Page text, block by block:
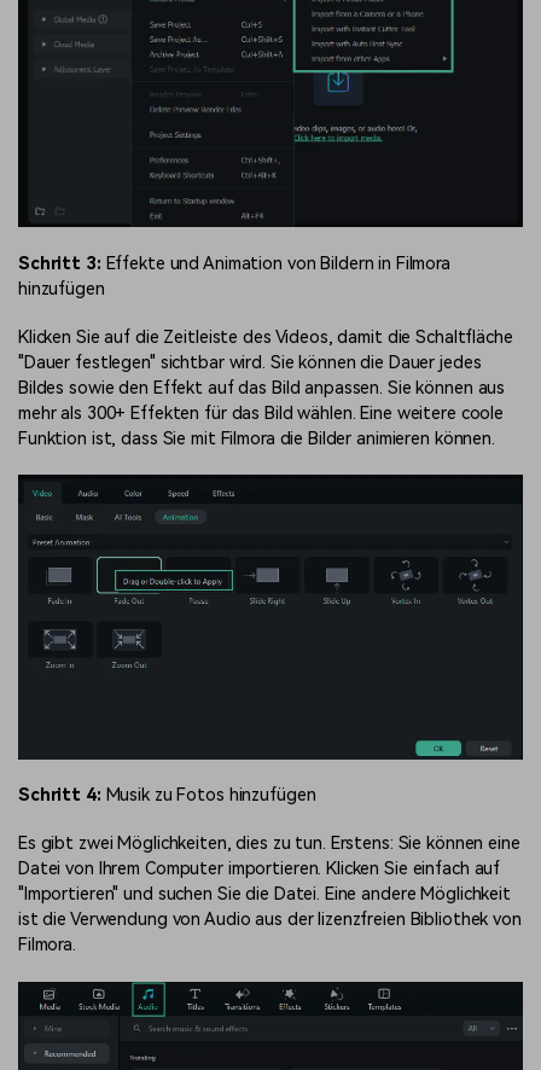
Schritt 3: Effekte und Animation von Bildern in Filmora
hinzufügen
Klicken Sie auf die Zeitleiste des Videos, damit die Schaltfläche
"Dauer festlegen" sichtbar wird. Sie können die Dauer jedes
Bildes sowie den Effekt auf das Bild anpassen. Sie können aus
mehr als 300+ Effekten für das Bild wählen. Eine weitere coole
Funktion ist, dass Sie mit Filmora die Bilder animieren können.
Schritt 4: Musik zu Fotos hinzufügen
Es gibt zwei Möglichkeiten, dies zu tun. Erstens: Sie können eine
Datei von Ihrem Computer importieren. Klicken Sie einfach auf
"Importieren" und suchen Sie die Datei. Eine andere Möglichkeit
ist die Verwendung von Audio aus der lizenzfreien Bibliothek von
Filmora.